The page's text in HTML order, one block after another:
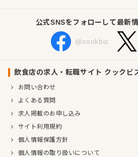
公式SNSをフォローして最新
@cookbiz
飲食店の求人・転職サイト クックビ
お問い合わせ
よくある質問
求人掲載のお申し込み
サイト利用規約
個人情報保護方針
個人情報の取り扱いについて